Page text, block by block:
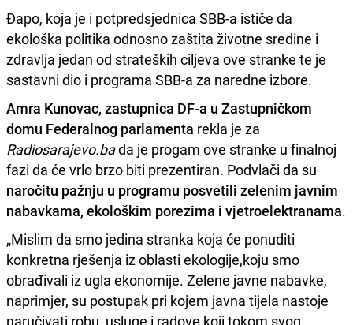
Đapo, koja je i potpredsjednica SBB-a ističe da
ekološka politika odnosno zaštita životne sredine i
zdravlja jedan od strateških ciljeva ove stranke te je
sastavni dio i programa SBB-a za naredne izbore.
Amra Kunovac, zastupnica DF-a u Zastupničkom
domu Federalnog parlamenta rekla je za
Radiosarajevo.bada je progam ove stranke u finalnoj
fazi da će vrlo brzo biti prezentiran. Podvlači da su
naročitu pažnju u programu posvetili zelenim javnim
nabavkama, ekološkim porezima i vjetroelektranama.
„Mislim da smo jedina stranka koja će ponuditi
konkretna rješenja iz oblasti ekologije,koju smo
obrađivali iz ugla ekonomije. Zelene javne nabavke,
naprimjer, su postupak pri kojem javna tijela nastoje
naručivati robu, usluge i radove koji tokom svog